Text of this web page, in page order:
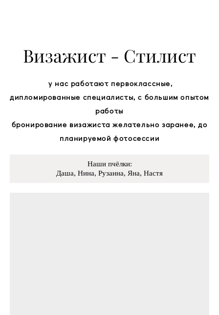
Визажист - Стилист
у нас работают первоклассные,
дипломированные специалисты,с большим опытом
работы
бронирование визажиста желательно заранее, до
планируемой фотосессии
Наши пчёлки:
Даша, Нина, Рузанна, Яна, Настя